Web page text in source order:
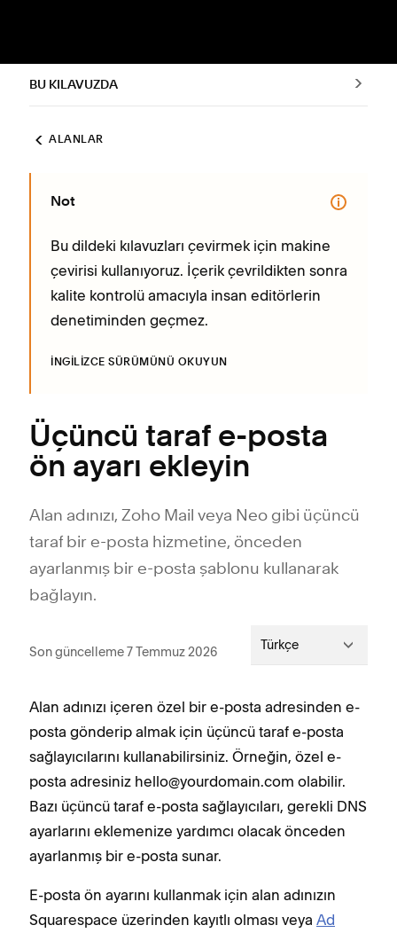
BU KILAVUZDA
ALANLAR
Not
Bu dildeki kılavuzları çevirmek için makine
çevirisi kullanıyoruz. İçerik çevrildikten sonra
kalite kontrolü amacıyla insan editörlerin
denetiminden geçmez.
İNGILIZCE SÜRÜMÜNÜ OKUYUN
Üçüncü taraf e-posta
ön ayarı ekleyin
Alan adınızı, Zoho Mail veya Neo gibi üçüncü
taraf bir e-posta hizmetine, önceden
ayarlanmış bir e-posta şablonu kullanarak
bağlayın.
Son güncelleme 7 Temmuz 2026 Türkçe
Alan adınızı içeren özel bir e-posta adresinden e-
posta gönderip almak için üçüncü taraf e-posta
sağlayıcılarını kullanabilirsiniz. Örneğin, özel e-
posta adresiniz hello@yourdomain.com olabilir.
Bazı üçüncü taraf e-posta sağlayıcıları, gerekli DNS
ayarlarını eklemenize yardımcı olacak önceden
ayarlanmış bir e-posta sunar.
E-posta ön ayarını kullanmak için alan adınızın
Squarespace üzerinden kayıtlı olması veya Ad